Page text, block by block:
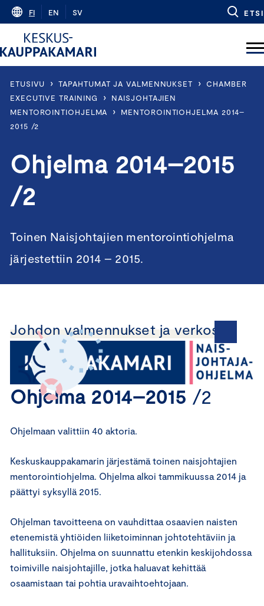
Skip
content
FI EN SV ETSI
ETUSIVU › TAPAHTUMAT JA VALMENNUKSET › CHAMBER
EXECUTIVE TRAINING
›
NAISJOHTAJIEN
MENTOROINTIOHJELMA
›
MENTOROINTIOHJELMA 2014–
2015 /2
Ohjelma 2014–2015
/2
Toinen Naisjohtajien mentorointiohjelma
järjestettiin 2014 – 2015.
Johdon valmennukset ja verkostot
Ohjelma 2014–2015 /2
Ohjelmaan valittiin 40 aktoria.
Keskuskauppakamarin järjestämä toinen naisjohtajien
mentorointiohjelma. Ohjelma alkoi tammikuussa 2014 ja
päättyi syksyllä 2015.
Ohjelman tavoitteena on vauhdittaa osaavien naisten
etenemistä yhtiöiden liiketoiminnan johtotehtäviin ja
hallituksiin. Ohjelma on suunnattu etenkin keskijohdossa
toimiville naisjohtajille, jotka haluavat kehittää
osaamistaan tai pohtia uravaihtoehtojaan.